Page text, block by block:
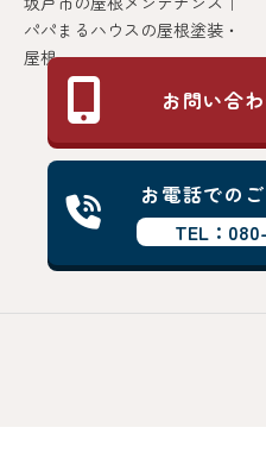
パパまるハウスの屋根塗装・
屋根...
お問い合
お電話での
TEL：